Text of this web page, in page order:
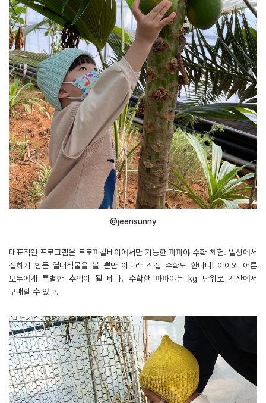
@jeensunny
대표적인 프로그램은 트로피칼베이에서만 가능한 파파야 수확 체험. 일상에서
접하기 힘든 열대식물을 볼 뿐만 아니라 직접 수확도 한다니! 아이와 어른
모두에게 특별한 추억이 될 테다. 수확한 파파야는 kg 단위로 계산에서
구매할 수 있다.